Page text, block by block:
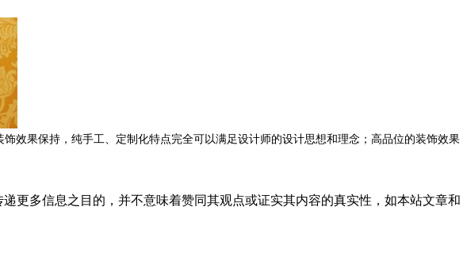
饰效果保持 ， 纯手工 、 定制化特点完全可以满足设计师的设计思想和理念 ； 高品位的装饰效果
更多信息之目的，并不意味着赞同其观点或证实其内容的真实性，如本站文章和